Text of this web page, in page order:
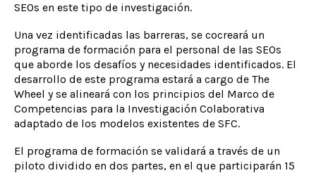
SEOs en este tipo de investigación.
Una vez identificadas las barreras, se cocreará un
programa de formación para el personal de las SEOs
que aborde los desafíos y necesidades identificados. El
desarrollo de este programa estará a cargo de The
Wheel y se alineará con los principios del Marco de
Competencias para la Investigación Colaborativa
adaptado de los modelos existentes de SFC.
El programa de formación se validará a través de un
piloto dividido en dos partes, en el que participarán 15